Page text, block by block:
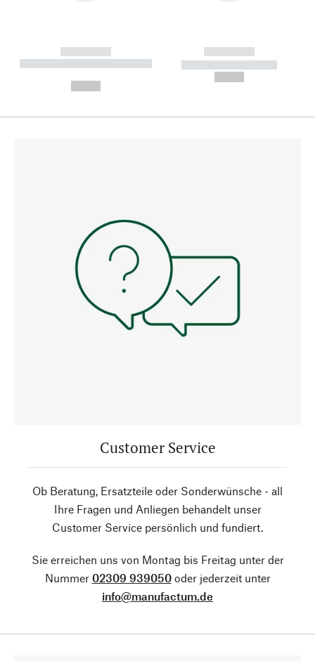
------------
----------- ----------- --------
------------
----------- -----------
Customer Service
Ob Beratung, Ersatzteile oder Sonderwünsche - all
Ihre Fragen und Anliegen behandelt unser
Customer Service persönlich und fundiert.
Sie erreichen uns von Montag bis Freitag unter der
Nummer 02309 939050oder jederzeit unter
info@manufactum.de